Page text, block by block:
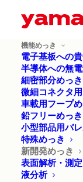
機能めっき
電子基板への
半導体への無
細密部分めっき
微細コネクタ
車載用フープ
鉛フリーめっき
小型部品用バ
特殊めっき
新開発めっき
表面解析・測定
液分析
新開発
マイクロエ
半導体への
細密部分めっ
微細コネク
車載用フー
鉛フリーめ
小型部品用
特殊めっき